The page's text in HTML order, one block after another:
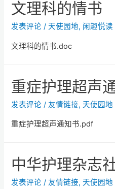
文理科的情书
发表评论 / 天使园地, 闲趣悦读
文理科的情书.doc
重症护理超声
发表评论 / 友情链接, 天使园地
重症护理超声通知书.pdf
中华护理杂志
发表评论 / 友情链接, 天使园地